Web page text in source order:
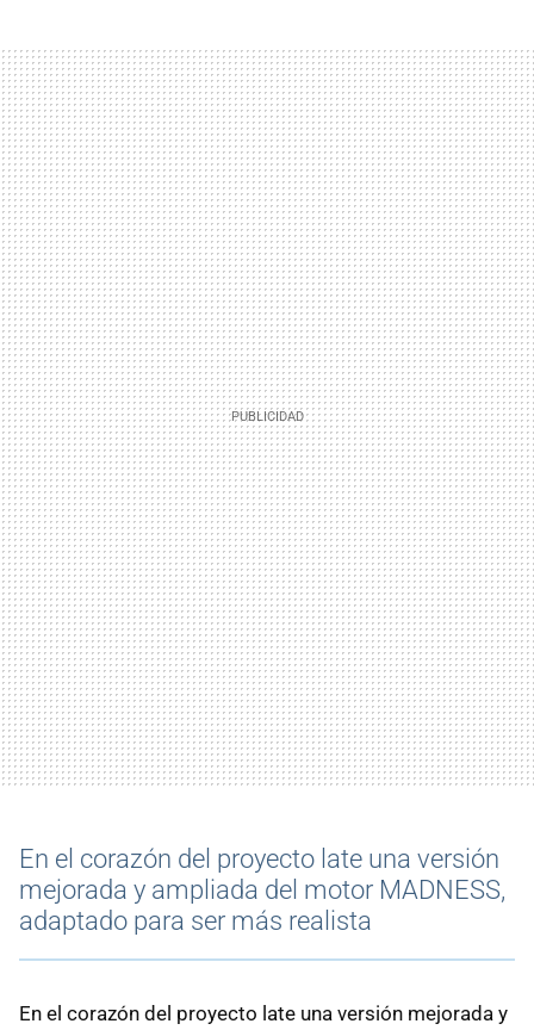
En el corazón del proyecto late una versión
mejorada y ampliada del motor MADNESS,
adaptado para ser más realista
En el corazón del proyecto late una versión mejorada y